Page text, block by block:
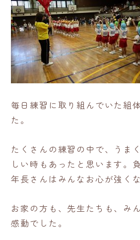
毎日練習に取り組んでいた組
た。
たくさんの練習の中で、うま
しい時もあったと思います。
年長さんはみんなお心が強く
お家の方も、先生たちも、み
感動でした。